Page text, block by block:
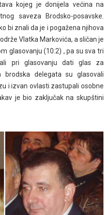
kojeg je donijela većina na
saveza Brodsko-posavske.
bi znali da je i pogažena njihova
Vlatka Markovića, a sličan je
glasovanju (10:2) , pa su sva tri
pri glasovanju dati glas za
brodska delegata su glasovali
i izvan ovlasti zastupali osobne
je bio zaključak na skupštini